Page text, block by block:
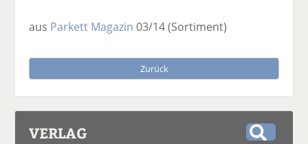
aus Parkett Magazin 03/14(Sortiment)
Zurück
VERLAG